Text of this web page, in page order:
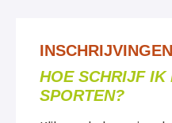
INSCHRIJVINGEN
HOE SCHRIJF IK
SPORTEN?